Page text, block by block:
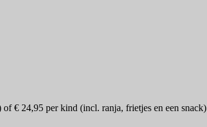
€ 24,95 per kind (incl. ranja, frietjes en een snack)